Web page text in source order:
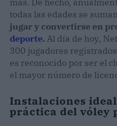
todas las edades se
jugar y convertirse en
deporte. Al día de hoy,
300 jugadores
es reconocido por ser el
el mayor número de
Instalaciones
práctica del vóley